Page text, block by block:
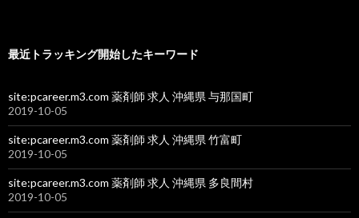
最近トラッキング開始したキーワード
site:pcareer.m3.com 薬剤師 求人 沖縄県 与那国町
2019-10-05
site:pcareer.m3.com 薬剤師 求人 沖縄県 竹富町
2019-10-05
site:pcareer.m3.com 薬剤師 求人 沖縄県 多良間村
2019-10-05